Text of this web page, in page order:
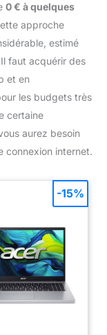
0 € à quelques
approche
estimé
faut acquérir des
et en
les budgets très
certaine
aurez besoin
connexion internet.
-15%